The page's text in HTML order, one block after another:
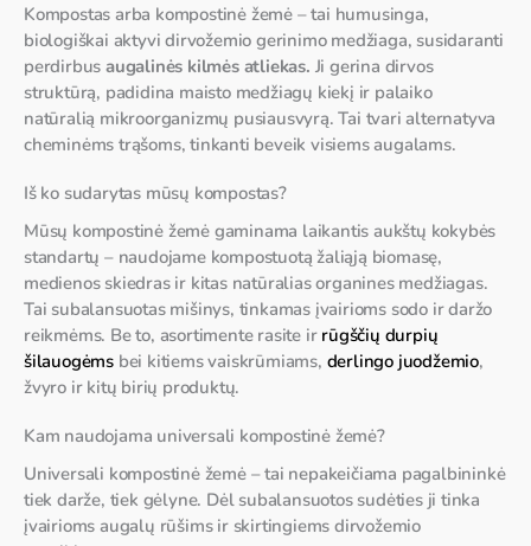
Kompostas arba kompostinė žemė – tai humusinga,
biologiškai aktyvi dirvožemio gerinimo medžiaga, susidaranti
perdirbus augalinės kilmės atliekas. Ji gerina dirvos
struktūrą, padidina maisto medžiagų kiekį ir palaiko
natūralią mikroorganizmų pusiausvyrą. Tai tvari alternatyva
cheminėms trąšoms, tinkanti beveik visiems augalams.
Iš ko sudarytas mūsų kompostas?
Mūsų kompostinė žemė gaminama laikantis aukštų kokybės
standartų – naudojame kompostuotą žaliąją biomasę,
medienos skiedras ir kitas natūralias organines medžiagas.
Tai subalansuotas mišinys, tinkamas įvairioms sodo ir daržo
reikmėms. Be to, asortimente rasite ir rūgščių durpių
šilauogėms bei kitiems vaiskrūmiams, derlingo juodžemio,
žvyro ir kitų birių produktų.
Kam naudojama universali kompostinė žemė?
Universali kompostinė žemė – tai nepakeičiama pagalbininkė
tiek darže, tiek gėlyne. Dėl subalansuotos sudėties ji tinka
įvairioms augalų rūšims ir skirtingiems dirvožemio